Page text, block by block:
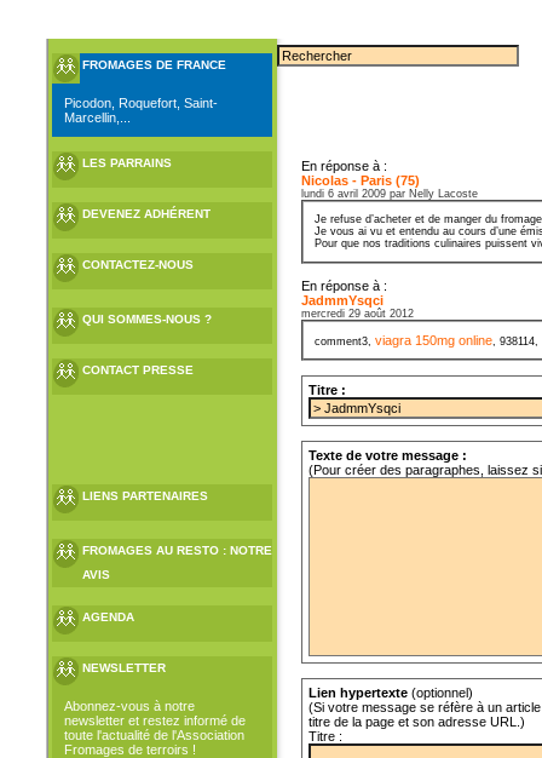
FROMAGES DE FRANCE
Picodon, Roquefort, Saint-
Marcellin,...
LES PARRAINS
DEVENEZ ADHÉRENT
CONTACTEZ-NOUS
QUI SOMMES-NOUS ?
CONTACT PRESSE
LIENS PARTENAIRES
FROMAGES AU RESTO : NOTRE
AVIS
AGENDA
NEWSLETTER
Abonnez-vous à notre
newsletter et restez informé de
toute l'actualité de l'Association
Fromages de terroirs !
En réponse à :
Nicolas - Paris (75)
lundi 6 avril 2009 par Nelly Lacoste
Je refuse d’acheter et de manger du
Je vous ai vu et entendu au cours d’une
Pour que nos traditions culinaires puissent
En réponse à :
JadmmYsqci
mercredi 29 août 2012
comment3,viagra 150mg online, 938114,
Titre :
Texte de votre message :
(Pour créer des paragraphes, laissez
Lien hypertexte (optionnel)
(Si votre message se réfère à un
titre de la page et son adresse URL.)
Titre :